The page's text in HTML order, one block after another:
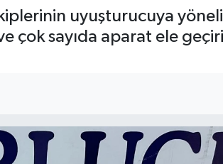
uyuşturucuya
çok sayıda aparat ele